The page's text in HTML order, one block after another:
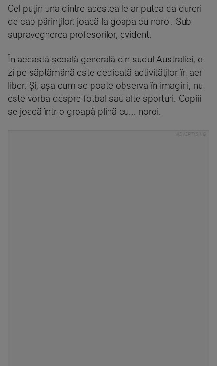
Cel puţin una dintre acestea le-ar putea da dureri
de cap părinţilor: joacă la goapa cu noroi. Sub
supravegherea profesorilor, evident.
În această școală generală din sudul Australiei, o
zi pe săptămână este dedicată activităţilor în aer
liber. Şi, aşa cum se poate observa în imagini, nu
este vorba despre fotbal sau alte sporturi. Copiii
se joacă într-o groapă plină cu... noroi.